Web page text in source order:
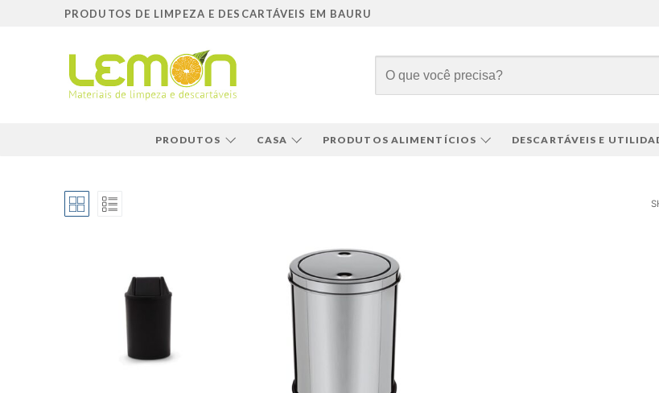
PRODUTOS DE LIMPEZA E DESCARTÁVEIS EM BAURU
por:
PRODUTOS CASA PRODUTOS ALIMENTÍCIOS DESCARTÁVEIS E